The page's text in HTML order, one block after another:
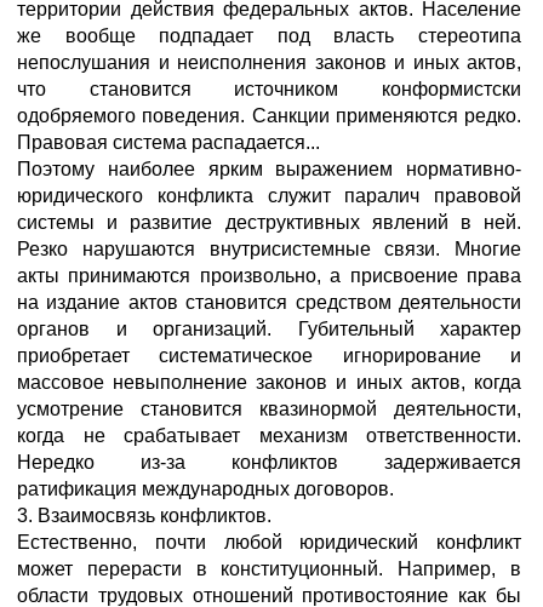
территории действия федеральных актов. Население
же вообще подпадает под власть стереотипа
непослушания и неисполнения законов и иных актов,
что становится источником конформистски
одобряемого поведения. Санкции применяются редко.
Правовая система распадается...
Поэтому наиболее ярким выражением нормативно-
юридического конфликта служит паралич правовой
системы и развитие деструктивных явлений в ней.
Резко нарушаются внутрисистемные связи. Многие
акты принимаются произвольно, а присвоение права
на издание актов становится средством деятельности
органов и организаций. Губительный характер
приобретает систематическое игнорирование и
массовое невыполнение законов и иных актов, когда
усмотрение становится квазинормой деятельности,
когда не срабатывает механизм ответственности.
Нередко из-за конфликтов задерживается
ратификация международных договоров.
3. Взаимосвязь конфликтов.
Естественно, почти любой юридический конфликт
может перерасти в конституционный. Например, в
области трудовых отношений противостояние как бы